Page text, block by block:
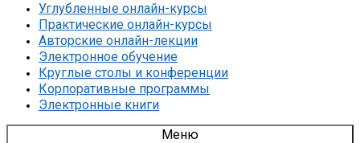
Углубленные онлайн-курсы
Практические онлайн-курсы
Авторские онлайн-лекции
Электронное обучение
Круглые столы и конференции
Корпоративные программы
Электронные книги
Меню